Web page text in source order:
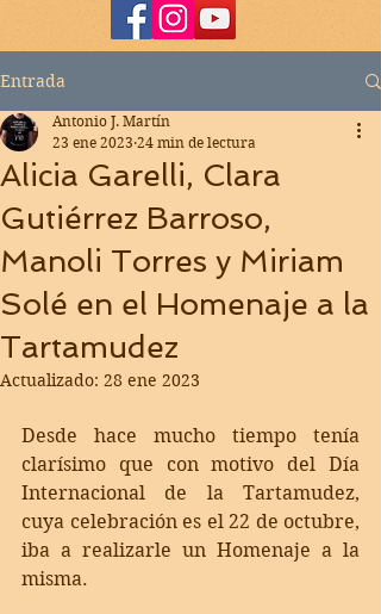
Entrada
Alicia Garelli, Clara
Gutiérrez Barroso,
Manoli Torres y Miriam
Solé en el Homenaje a la
Tartamudez
Antonio J. Martín
23 ene 2023 24 min de lectura
Actualizado: 28 ene 2023
Desde hace mucho tiempo tenía
clarísimo que con motivo del Día
Internacional de la Tartamudez,
cuya celebración es el 22 de octubre,
iba a realizarle un Homenaje a la
misma.